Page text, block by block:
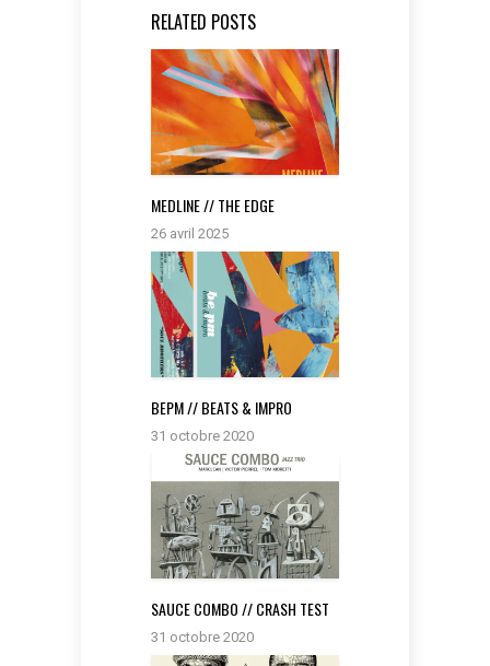
RELATED POSTS
MEDLINE // THE EDGE
26 avril 2025
BEPM // BEATS & IMPRO
31 octobre 2020
SAUCE COMBO // CRASH TEST
31 octobre 2020